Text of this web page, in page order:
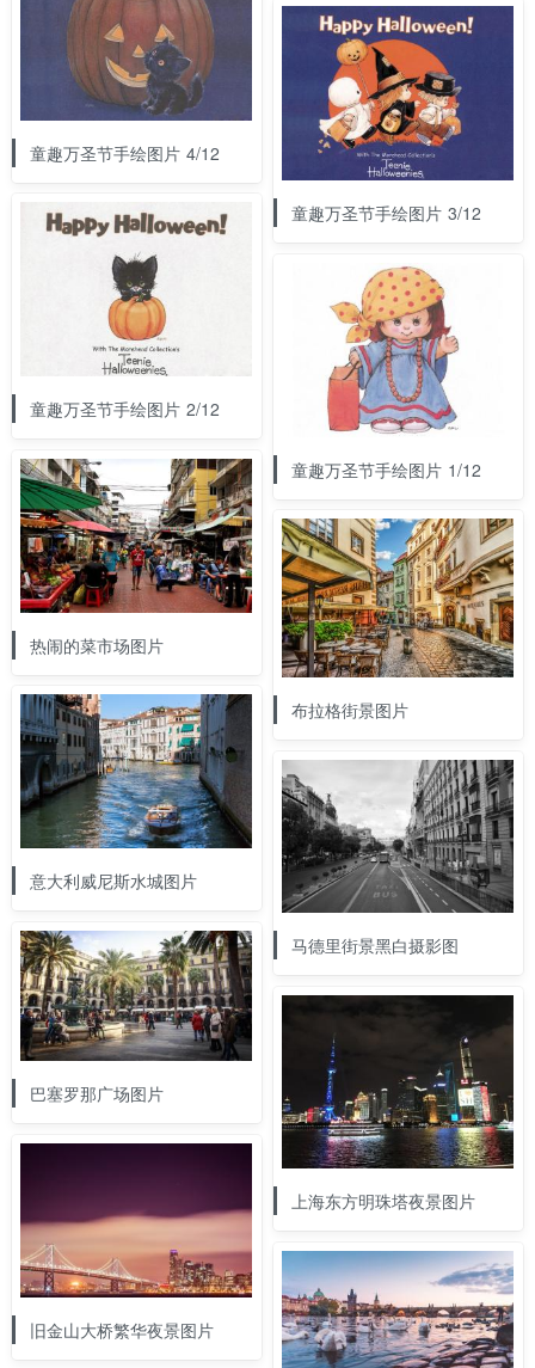
童趣万圣节手绘图片 4/12
童趣万圣节手绘图片 3/12
童趣万圣节手绘图片 2/12
童趣万圣节手绘图片 1/12
热闹的菜市场图片
布拉格街景图片
意大利威尼斯水城图片
马德里街景黑白摄影图
巴塞罗那广场图片
上海东方明珠塔夜景图片
旧金山大桥繁华夜景图片